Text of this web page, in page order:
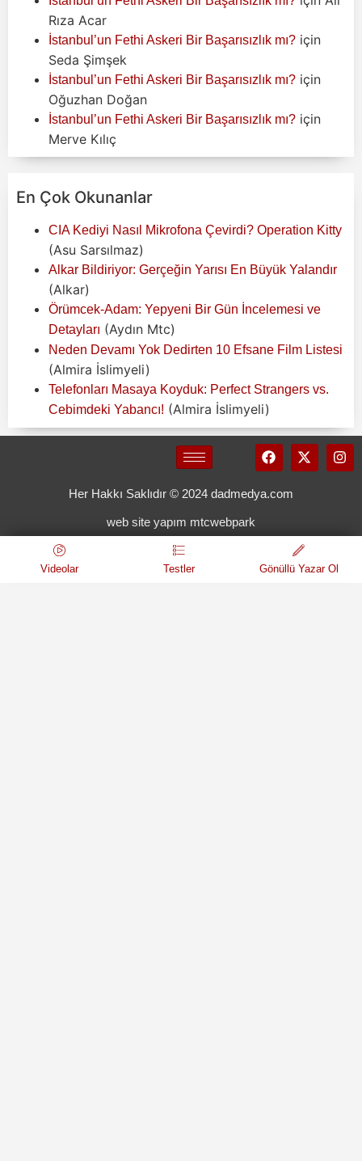
Rıza Acar
İstanbul’un Fethi Askeri Bir Başarısızlık mı? için
Seda Şimşek
İstanbul’un Fethi Askeri Bir Başarısızlık mı? için
Oğuzhan Doğan
İstanbul’un Fethi Askeri Bir Başarısızlık mı? için
Merve Kılıç
En Çok Okunanlar
CIA Kediyi Nasıl Mikrofona Çevirdi? Operation Kitty
(Asu Sarsılmaz)
Alkar Bildiriyor: Gerçeğin Yarısı En Büyük Yalandır
(Alkar)
Örümcek-Adam: Yepyeni Bir Gün İncelemesi ve
Detayları (Aydın Mtc)
Neden Devamı Yok Dedirten 10 Efsane Film Listesi
(Almira İslimyeli)
Telefonları Masaya Koyduk: Perfect Strangers vs.
Cebimdeki Yabancı! (Almira İslimyeli)
Her Hakkı Saklıdır © 2024 dadmedya.com
web site yapım mtcwebpark
Videolar Testler Gönüllü Yazar Ol